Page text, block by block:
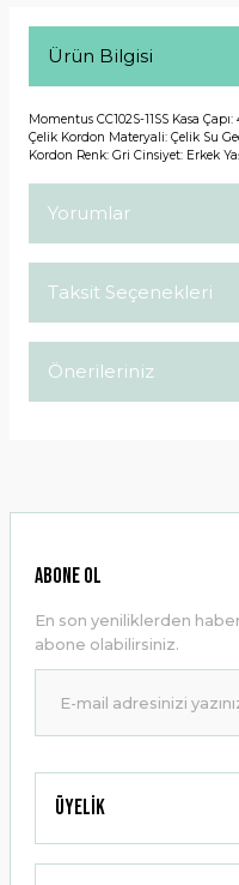
Ürün Bilgisi
Momentus CC102S-11SS Kasa
Çelik Kordon Materyali: Çelik Su
Kordon Renk: Gri Cinsiyet: Erkek
Yorumlar
Taksit Seçenekleri
Önerileriniz
Ürün resmi kalitesiz,
Ürün bilgilerinde hatalar
Ürün fiyatı diğer
Bu ürüne benzer farklı
Üyelik
ABONE OL
En son yeniliklerden
abone olabilirsiniz.